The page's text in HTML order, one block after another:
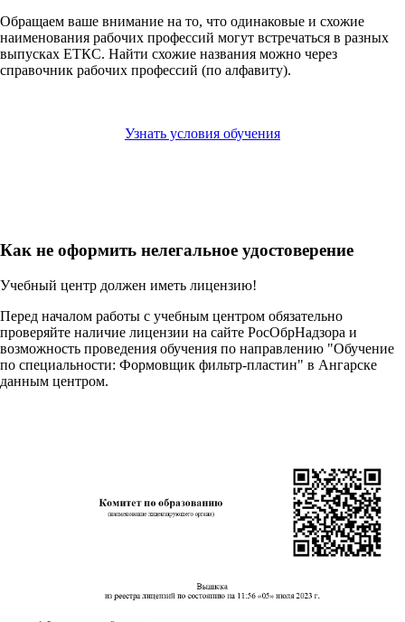
Обращаем ваше внимание на то, что одинаковые и схожие
наименования рабочих профессий могут встречаться в разных
выпусках ЕТКС. Найти схожие названия можно через
справочник рабочих профессий (по алфавиту).
Узнать условия обучения
Как не оформить нелегальное удостоверение
Учебный центр должен иметь лицензию!
Перед началом работы с учебным центром обязательно
проверяйте наличие лицензии на сайте РосОбрНадзора и
возможность проведения обучения по направлению "Обучение
по специальности: Формовщик фильтр-пластин" в Ангарске
данным центром.